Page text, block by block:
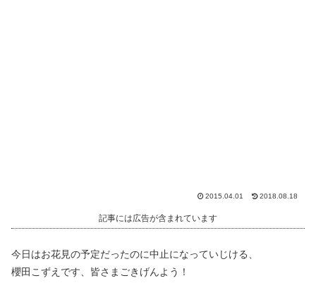
2015.04.01 2018.08.18
記事には広告が含まれています
今日はお花見の予定だったのに中止になっていじける、
櫻田こずえです、皆さまごきげんよう！